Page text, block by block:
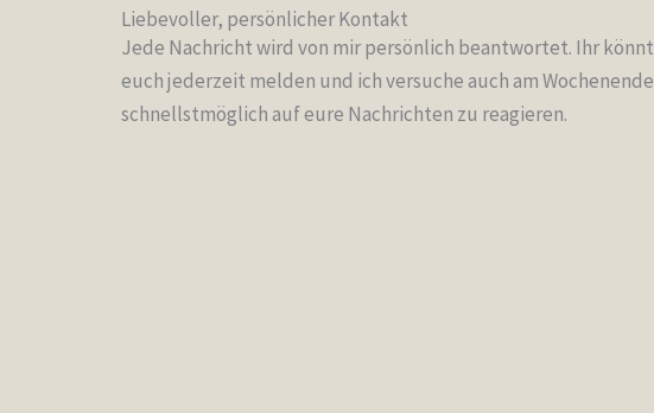
Liebevoller, persönlicher Kontakt
Jede Nachricht wird von mir persönlich beantwortet. Ihr könnt
euch jederzeit melden und ich versuche auch am Wochenende
schnellstmöglich auf eure Nachrichten zu reagieren.